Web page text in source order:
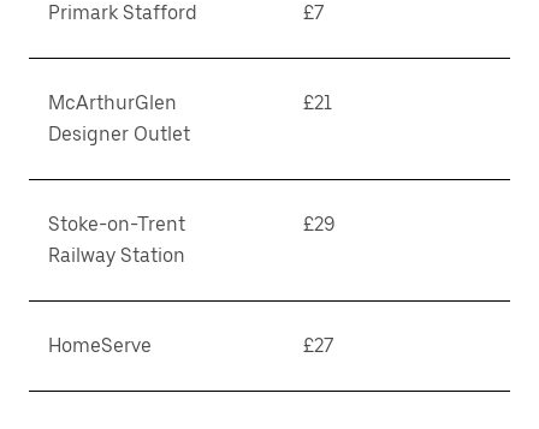
Primark Stafford £7
McArthurGlen
Designer Outlet
£21
Stoke-on-Trent
Railway Station
£29
HomeServe £27